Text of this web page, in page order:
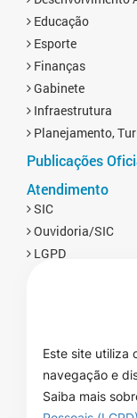
Educação
Esporte
Finanças
Gabinete
Infraestrutura
Planejamento,
Publicações
Atendimento
SIC
Ouvidoria/SIC
LGPD
Este site utiliza
navegação e
Saiba mais